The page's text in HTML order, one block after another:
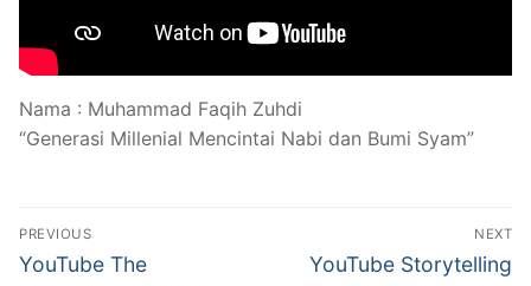
Nama : Muhammad Faqih Zuhdi
“Generasi Millenial Mencintai Nabi dan Bumi Syam”
Navigasi
pos
PREVIOUS
Previous
YouTube The
NEXT
Next
YouTube Storytelling